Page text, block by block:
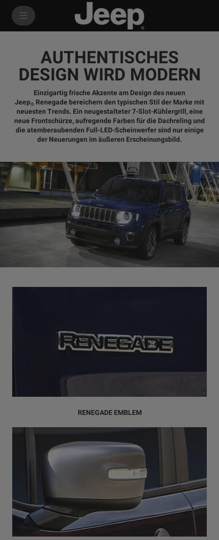
AUTHENTISCHES
DESIGN WIRD MODERN
Einzigartig frische Akzente am Design des neuen
Jeep® Renegade bereichern den typischen Stil der Marke mit
neuesten Trends. Ein neugestalteter 7-Slot-Kühlergrill, eine
neue Frontschürze, aufregende Farben für die Dachreling und
die atemberaubenden Full-LED-Scheinwerfer sind nur einige
der Neuerungen im äußeren Erscheinungsbild.
RENEGADE EMBLEM